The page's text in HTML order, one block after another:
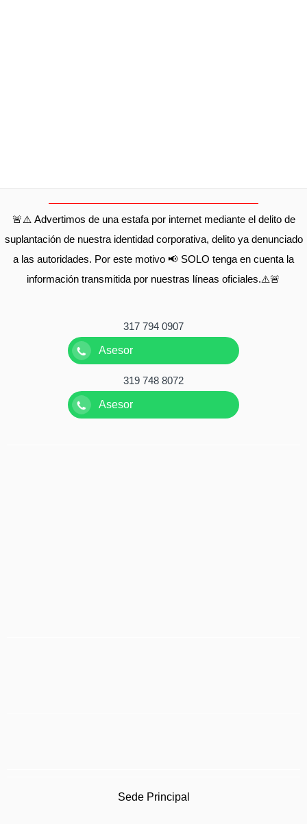
🚨⚠️ Advertimos de una estafa por internet mediante el delito de
suplantación de nuestra identidad corporativa, delito ya denunciado
a las autoridades. Por este motivo 📢 SOLO tenga en cuenta la
información transmitida por nuestras líneas oficiales.⚠️🚨
317 794 0907
Asesor
319 748 8072
Asesor
Sede Principal